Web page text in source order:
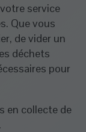
service
Que vous
de vider un
déchets
pour
en collecte de